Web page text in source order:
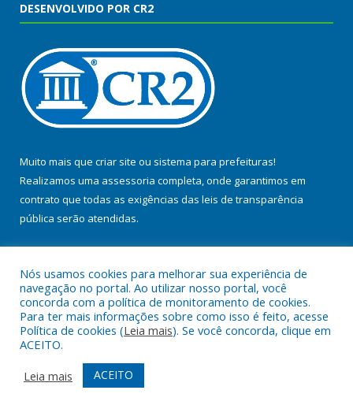
DESENVOLVIDO POR CR2
Muito mais que criar site ou sistema para prefeituras!
Realizamos uma assessoria completa, onde garantimos em
contrato que todas as exigências das leis de transparência
pública serão atendidas.
Todos os direitos reservados a Prefeitura Municipal de Baião.
Mapa do Site
Acessar Área Administrativa
Acessar Webmail
Nós usamos cookies para melhorar sua experiência de
navegação no portal. Ao utilizar nosso portal, você
concorda com a política de monitoramento de cookies.
Para ter mais informações sobre como isso é feito, acesse
Política de cookies (Leia mais). Se você concorda, clique em
ACEITO.
Leia mais
ACEITO